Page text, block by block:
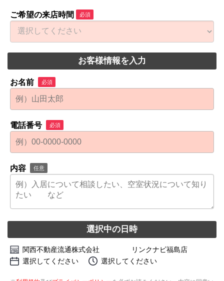
ご希望の来店時間 必須
お客様情報を入力
お名前 必須
電話番号 必須
内容 任意
選択中の日時
関西不動産流通株式会社 リンクナビ福島店
選択してください
選択してください